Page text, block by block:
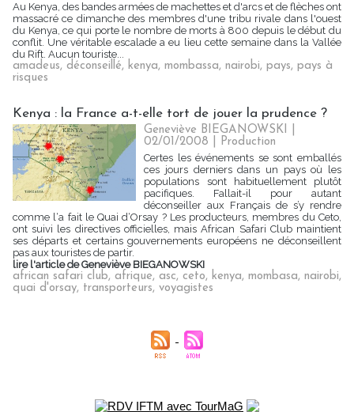
Au Kenya, des bandes armées de machettes et d'arcs et de flèches ont
massacré ce dimanche des membres d'une tribu rivale dans l'ouest
du Kenya, ce qui porte le nombre de morts à 800 depuis le début du
conflit. Une véritable escalade a eu lieu cette semaine dans la Vallée
du Rift. Aucun touriste...
amadeus, déconseillé, kenya, mombassa, nairobi, pays, pays à
risques
Kenya : la France a-t-elle tort de jouer la prudence ?
Geneviève BIEGANOWSKI |
02/01/2008
Production
Certes les événements se sont emballés
ces jours derniers dans un pays où les
populations sont habituellement plutôt
pacifiques. Fallait-il pour autant
déconseiller aux Français de s’y rendre
comme l‘a fait le Quai d‘Orsay ? Les producteurs, membres du Ceto,
ont suivi les directives officielles, mais African Safari Club maintient
ses départs et certains gouvernements européens ne déconseillent
pas aux touristes de partir.
lire l'article de Geneviève BIEGANOWSKI
african safari club, afrique, asc, ceto, kenya, mombasa, nairobi,
quai d'orsay, transporteurs, voyagistes